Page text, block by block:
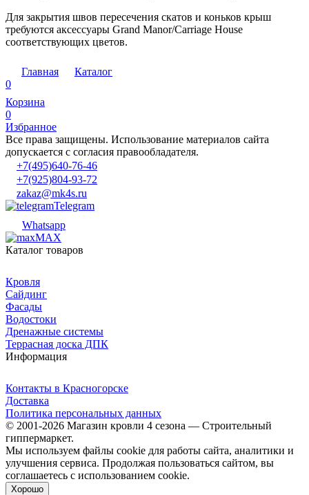
Для закрытия швов пересечения скатов и коньков крыш
требуются аксессуары Grand Manor/Carriage House
соответствующих цветов.
Главная
Каталог
0
Корзина
0
Избранное
Все права защищены. Использование материалов сайта
допускается с согласия правообладателя.
+7(495)640-76-46
+7(925)804-93-72
zakaz@mk4s.ru
Telegram
Whatsapp
MAX
Каталог товаров
Кровля
Сайдинг
Фасады
Водостоки
Дренажные системы
Террасная доска ДПК
Информация
Контакты в Красногорске
Доставка
Политика персональных данных
© 2001-2026 Магазин кровли 4 сезона — Строительный
гиппермаркет.
Мы используем файлы cookie для работы сайта, аналитики и
улучшения сервиса. Продолжая пользоваться сайтом, вы
соглашаетесь с использованием cookie.
Хорошо